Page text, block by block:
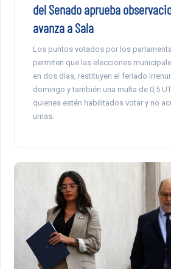
del Senado aprueba
avanza a Sala
Los puntos votados por los
permiten que las elecciones
en dos días, restituyen el feriado
domingo y también una multa de 0,5
quienes estén habilitados votar y no
urnas.